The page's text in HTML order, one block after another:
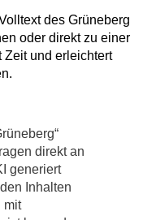
des Grüneberg
oder direkt zu einer
Zeit und erleichtert
direkt an
generiert
Inhalten
mit